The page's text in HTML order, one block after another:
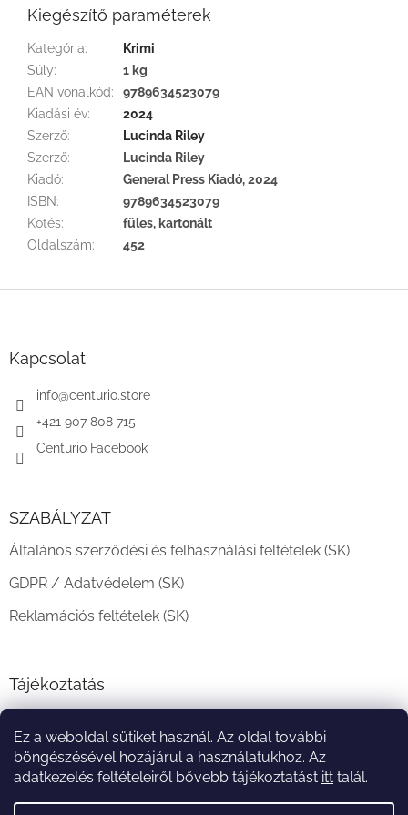
Ez a weboldal sütiket használ. Az oldal további
böngészésével hozájárul a használatukhoz. Az
adatkezelés feltételeiről bővebb tájékoztatást itt talál.
Kiegészítő paraméterek
Kategória:
Krimi
Súly:
1 kg
EAN vonalkód:
9789634523079
Kiadási év:
2024
Szerző:
Lucinda Riley
Szerző:
Lucinda Riley
Kiadó:
General Press Kiadó, 2024
ISBN:
9789634523079
Kötés:
füles, kartonált
Oldalszám: 452
Kapcsolat
info@centurio.store
+421 907 808 715
Centurio Facebook
SZABÁLYZAT
Általános szerződési és felhasználási feltételek (SK)
GDPR / Adatvédelem (SK)
Reklamációs feltételek (SK)
Tájékoztatás
A vásárlás menete